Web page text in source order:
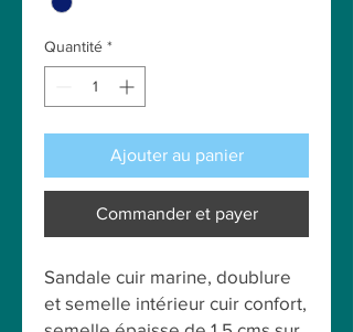
Quantité *
Ajouter au panier
Commander et payer
Sandale cuir marine, doublure
et semelle intérieur cuir confort,